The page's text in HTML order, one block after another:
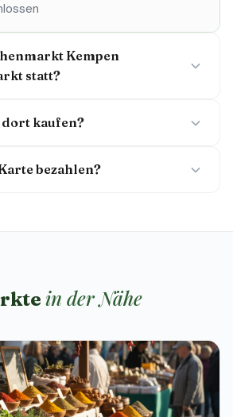
Kempen
statt?
dort kaufen?
bezahlen?
in der Nähe